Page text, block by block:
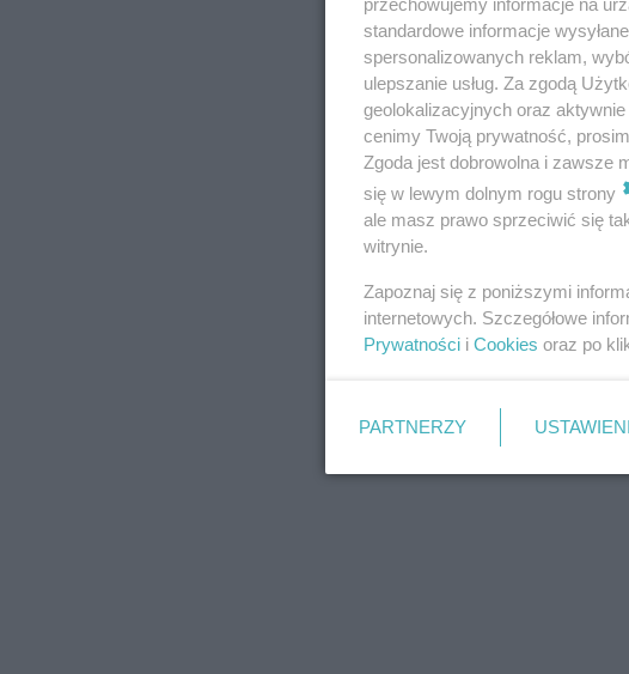
REKLAMA
przechowujemy informacje na
standardowe informacje
spersonalizowanych reklam,
ulepszanie usług. Za zgodą
geolokalizacyjnych oraz
cenimy Twoją prywatność,
Zgoda jest dobrowolna i zawsze
się w lewym dolnym rogu strony
ale masz prawo sprzeciwić się
witrynie.
Zapoznaj się z poniższymi
internetowych. Szczegółowe
Prywatności i Cookies oraz po
PARTNERZY